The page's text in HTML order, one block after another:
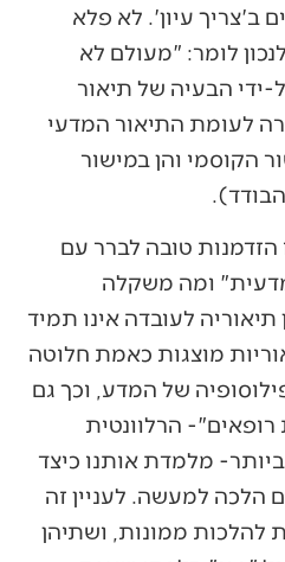
ב'צריך עיון'. לא פלא
לומר: "מעולם לא
ידי הבעיה של תיאור
לעומת התיאור המדעי
הקוסמי והן במישור
הזדמנות טובה לברר עם
ומה משקלה
לעובדה אינו תמיד
מוצגות כאמת חלוטה
של המדע, וכך גם
רופאים"- הרלוונטית
מלמדת אותנו כיצד
הלכה למעשה. לעניין זה
להלכות ממונות, ושתיהן